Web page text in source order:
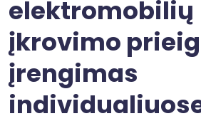
elektromobilių
įkrovimo
įrengimas